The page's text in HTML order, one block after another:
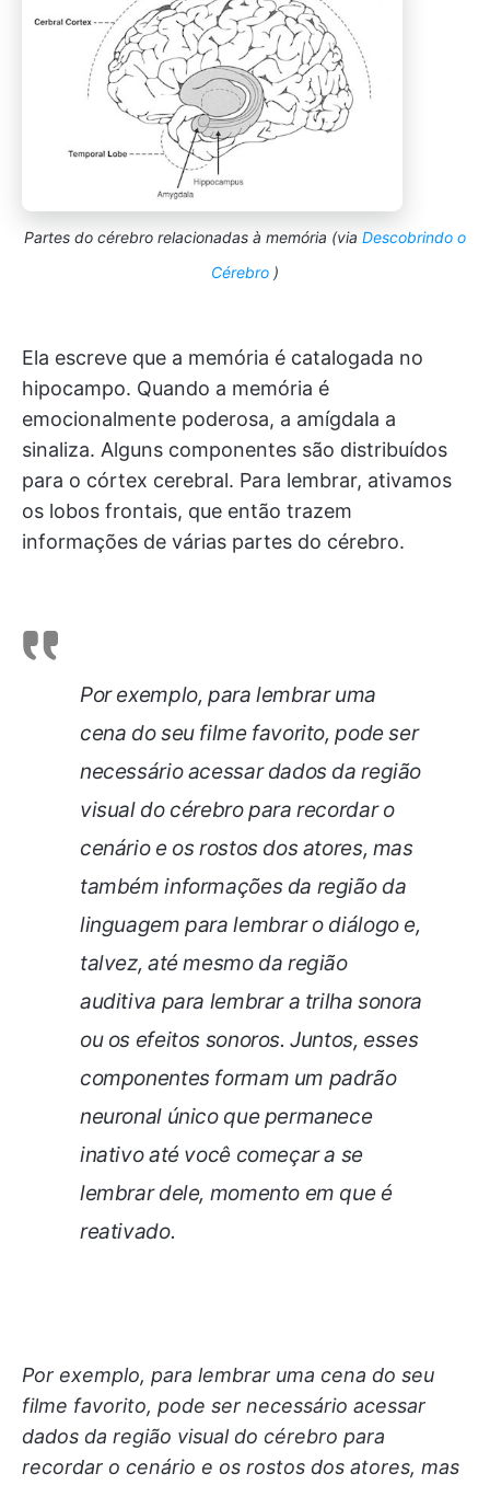
Partes do cérebro relacionadas à memória (via Descobrindo o
Cérebro )
Ela escreve que a memória é catalogada no
hipocampo. Quando a memória é
emocionalmente poderosa, a amígdala a
sinaliza. Alguns componentes são distribuídos
para o córtex cerebral. Para lembrar, ativamos
os lobos frontais, que então trazem
informações de várias partes do cérebro.
Por exemplo, para lembrar uma
cena do seu filme favorito, pode ser
necessário acessar dados da região
visual do cérebro para recordar o
cenário e os rostos dos atores, mas
também informações da região da
linguagem para lembrar o diálogo e,
talvez, até mesmo da região
auditiva para lembrar a trilha sonora
ou os efeitos sonoros. Juntos, esses
componentes formam um padrão
neuronal único que permanece
inativo até você começar a se
lembrar dele, momento em que é
reativado.
Por exemplo, para lembrar uma cena do seu
filme favorito, pode ser necessário acessar
dados da região visual do cérebro para
recordar o cenário e os rostos dos atores, mas